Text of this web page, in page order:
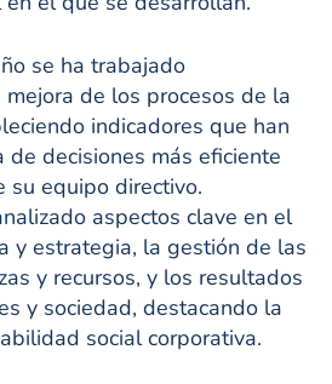
se ha trabajado
de los procesos de la
indicadores que han
decisiones más eficiente
su equipo directivo.
aspectos clave en el
y estrategia, la gestión de las
y recursos, y los resultados
y sociedad, destacando la
social corporativa.